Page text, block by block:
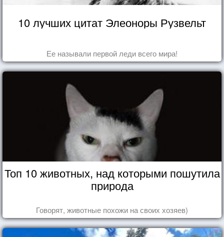
10 лучших цитат Элеоноры Рузвельт
Ее называли первой леди всего мира!
Топ 10 животных, над которыми пошутила
природа
Говорят, животные похожи на своих хозяев)